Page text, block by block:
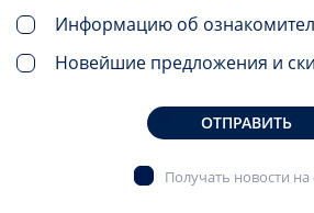
Информацию об
Новейшие предложения и
ОТПРАВИТЬ
Получать новости на